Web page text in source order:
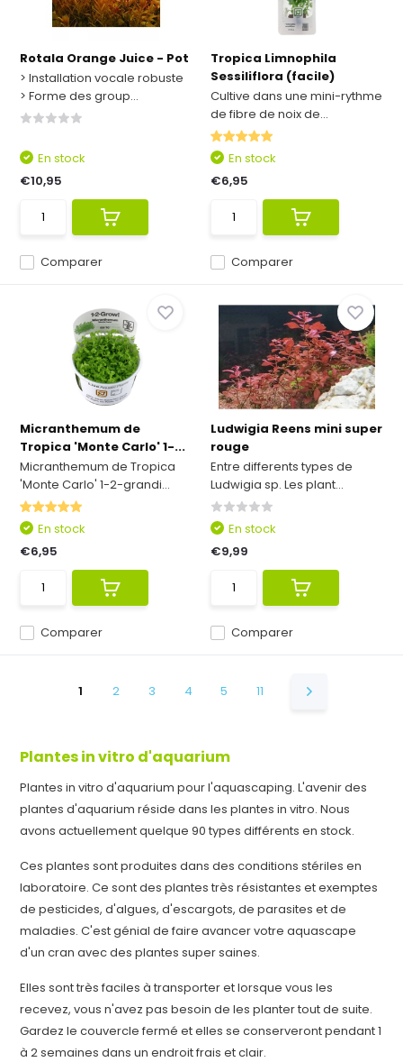
Rotala Orange Juice - Pot
> Installation vocale robuste
> Forme des group...
Comparer
En stock
€10,95
Tropica Limnophila
Sessiliflora (facile)
Cultive dans une mini-rythme
de fibre de noix de...
Comparer
En stock
€6,95
Micranthemum de
Tropica 'Monte Carlo' 1-...
Micranthemum de Tropica
'Monte Carlo' 1-2-grandi...
Comparer
En stock
€6,95
Ludwigia Reens mini super
rouge
Entre differents types de
Ludwigia sp. Les plant...
Comparer
En stock
€9,99
1 2 3 4 5 11
Plantes in vitro d'aquarium
Plantes in vitro d'aquarium pour l'aquascaping. L'avenir des
plantes d'aquarium réside dans les plantes in vitro. Nous
avons actuellement quelque 90 types différents en stock.
Ces plantes sont produites dans des conditions stériles en
laboratoire. Ce sont des plantes très résistantes et exemptes
de pesticides, d'algues, d'escargots, de parasites et de
maladies. C'est génial de faire avancer votre aquascape
d'un cran avec des plantes super saines.
Elles sont très faciles à transporter et lorsque vous les
recevez, vous n'avez pas besoin de les planter tout de suite.
Gardez le couvercle fermé et elles se conserveront pendant 1
à 2 semaines dans un endroit frais et clair.